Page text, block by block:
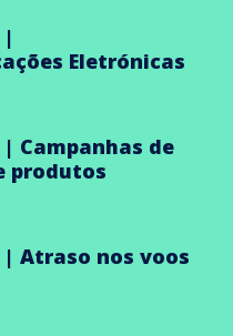
|
Eletrónicas
| Campanhas de
produtos
| Atraso nos voos